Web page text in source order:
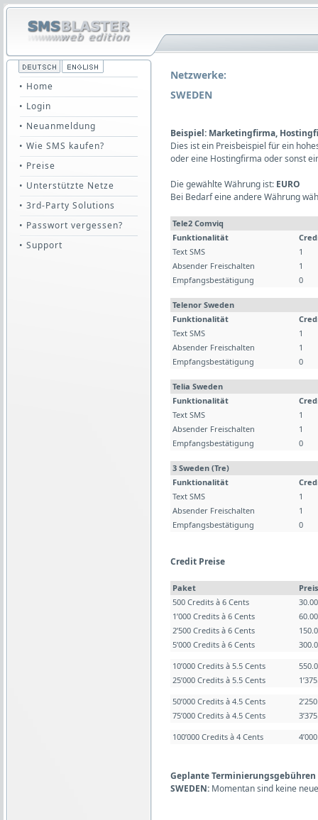
• Home
• Login
• Neuanmeldung
• Wie SMS kaufen?
• Preise
• Unterstützte Netze
• 3rd-Party Solutions
• Passwort vergessen?
• Support
Netzwerke:
SWEDEN
Beispiel: Marketingfirma,
Dies ist ein Preisbeispiel für ein
oder eine Hostingfirma oder sonst
Die gewählte Währung ist: EURO
Bei Bedarf eine andere Währung
Tele2 Comviq
Funktionalität
Text SMS
1
Absender Freischalten
1
Empfangsbestätigung
0
Telenor Sweden
Funktionalität
Text SMS
1
Absender Freischalten
1
Empfangsbestätigung
0
Telia Sweden
Funktionalität
Text SMS
1
Absender Freischalten
1
Empfangsbestätigung
0
3 Sweden (Tre)
Funktionalität
Text SMS
1
Absender Freischalten
1
Empfangsbestätigung
0
Credit Preise
Paket
Preis
500 Credits à 6 Cents
1’000 Credits à 6 Cents
2’500 Credits à 6 Cents
5’000 Credits à 6 Cents
10’000 Credits à 5.5 Cents
25’000 Credits à 5.5 Cents
50’000 Credits à 4.5 Cents
75’000 Credits à 4.5 Cents
100’000 Credits à 4 Cents
Geplante
SWEDEN: Momentan sind keine